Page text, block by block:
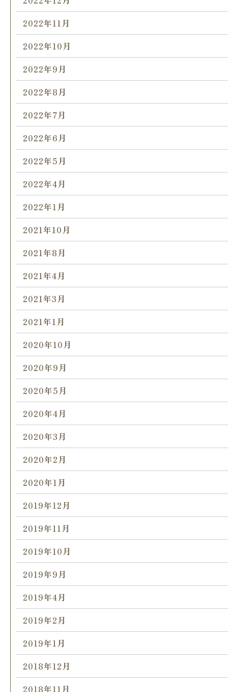
2022年11月
2022年10月
2022年9月
2022年8月
2022年7月
2022年6月
2022年5月
2022年4月
2022年1月
2021年10月
2021年8月
2021年4月
2021年3月
2021年1月
2020年10月
2020年9月
2020年5月
2020年4月
2020年3月
2020年2月
2020年1月
2019年12月
2019年11月
2019年10月
2019年9月
2019年4月
2019年2月
2019年1月
2018年12月
2018年11月